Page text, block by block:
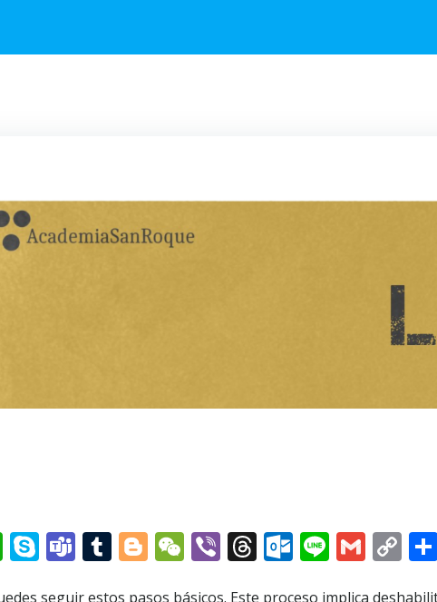
WhatsApp
SkypeTeams
Tumblr
Blogger
WeChat
ViberThreads
LineGmail
seguir estos pasos básicos. Este proceso implica